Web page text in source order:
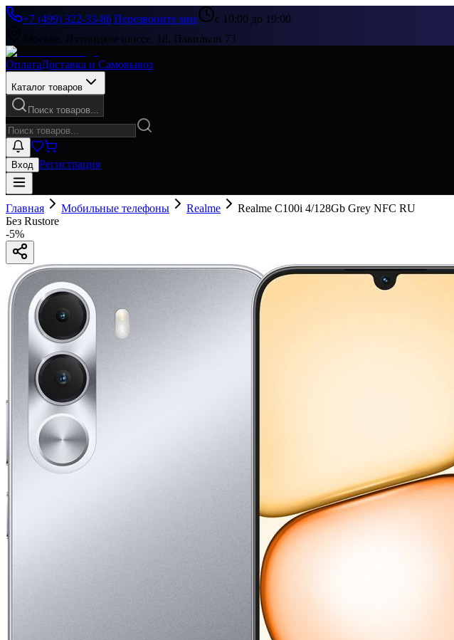
+7 (499) 322-33-86|Перезвоните мне
с 10:00 до 19:00
Москва, Пятницкое шоссе, 18, Павильон 73
ОплатаДоставка и Самовывоз
Каталог товаров
Поиск товаров...
Вход Регистрация
Главная Мобильные телефоны Realme
Realme C100i 4/128Gb Grey NFC RU
Без Rustore
-5%